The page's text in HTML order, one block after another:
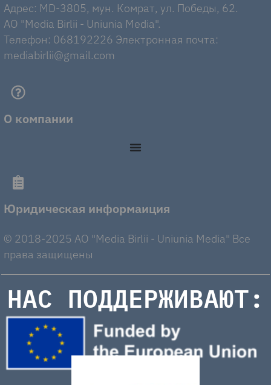
Адрес: MD-3805, мун. Комрат, ул. Победы, 62.
AO "Media Birlii - Uniunia Media".
Телефон: 068192226 Электронная почта:
mediabirlii@gmail.com
О компании
Юридическая информаиция
© 2018-2025 AO "Media Birlii - Uniunia Media" Все
права защищены
НАС ПОДДЕРЖИВАЮТ: